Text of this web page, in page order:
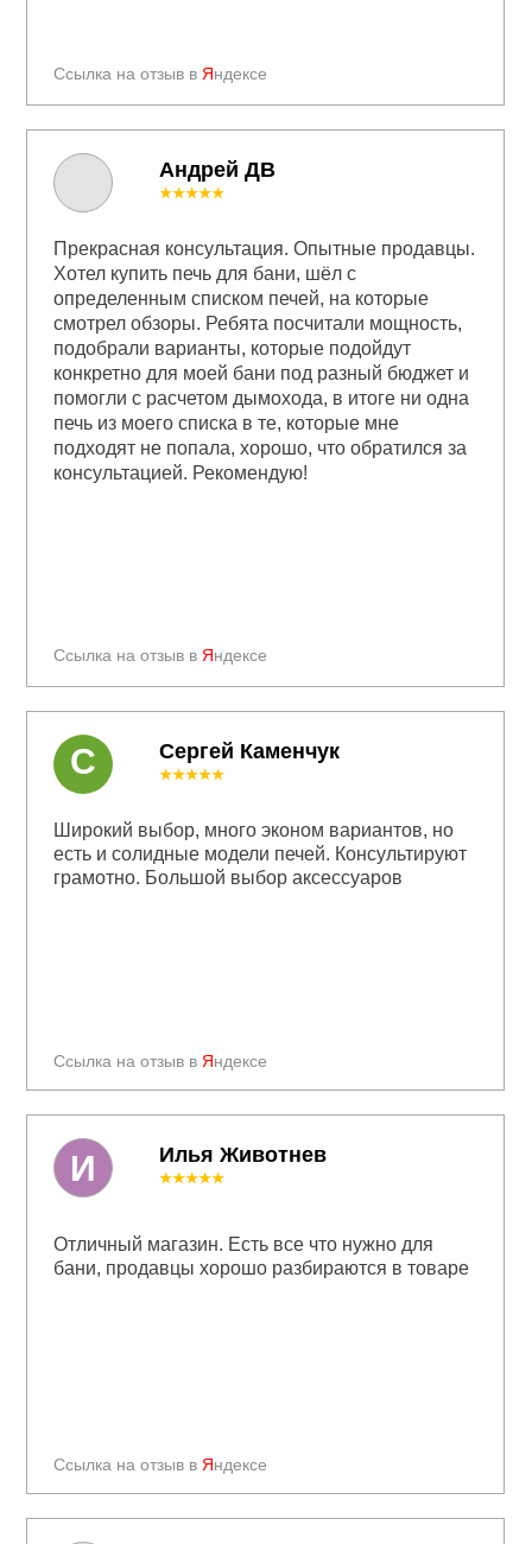
Ссылка на отзыв в Яндексе
Андрей ДВ
Ссылка на отзыв в Яндексе
★★★★★
Прекрасная консультация. Опытные продавцы.
Хотел купить печь для бани, шёл с
определенным списком печей, на которые
смотрел обзоры. Ребята посчитали мощность,
подобрали варианты, которые подойдут
конкретно для моей бани под разный бюджет и
помогли с расчетом дымохода, в итоге ни одна
печь из моего списка в те, которые мне
подходят не попала, хорошо, что обратился за
консультацией. Рекомендую!
Сергей Каменчук
Ссылка на отзыв в Яндексе
★★★★★
Широкий выбор, много эконом вариантов, но
есть и солидные модели печей. Консультируют
грамотно. Большой выбор аксессуаров
С
Илья Животнев
Ссылка на отзыв в Яндексе
★★★★★
Отличный магазин. Есть все что нужно для
бани, продавцы хорошо разбираются в товаре
И